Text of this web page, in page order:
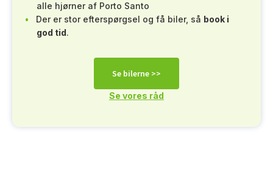
alle hjørner af Porto Santo
Der er stor efterspørgsel og få biler, så book i
god tid.
Se bilerne >>
Se vores råd